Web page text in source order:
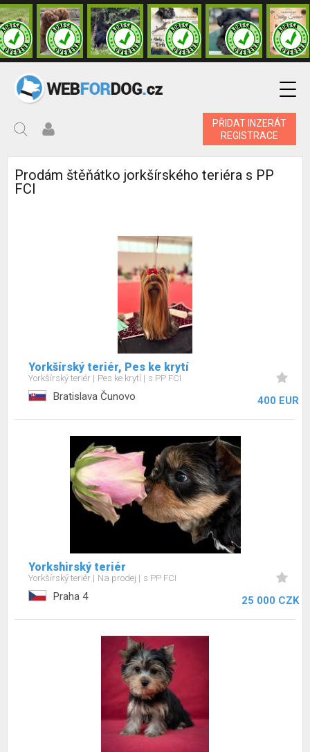
PŘIDAT INZERÁT
REGISTRACE
Prodám štěňátko jorkšírského teriéra s PP
FCI
Yorkšírský teriér, Pes ke krytí
Yorkšírský teriér Pes ke krytí s PP FCI
Bratislava Čunovo 400 EUR
Yorkshirský teriér
Yorkšírský teriér Na prodej s PP FCI
Praha 4 25 000 CZK